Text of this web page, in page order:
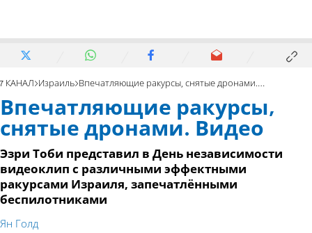
7 КАНАЛ Израиль Впечатляющие ракурсы, снятые дронами. Видео
Впечатляющие ракурсы,
снятые дронами. Видео
Эзри Тоби представил в День независимости
видеоклип с различными эффектными
ракурсами Израиля, запечатлёнными
беспилотниками
Ян Голд